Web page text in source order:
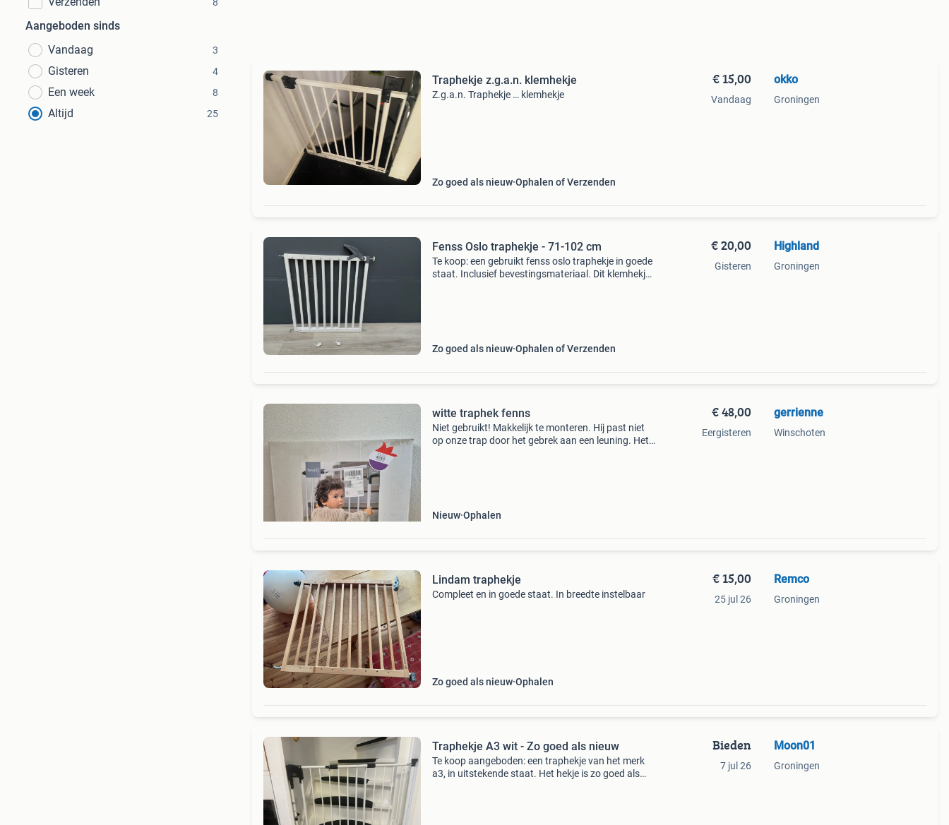
Aangeboden sinds
Vandaag
3
Gisteren 4
Een week 8
Altijd 25
Traphekje z.g.a.n. klemhekje
Z.g.a.n. Traphekje … klemhekje
Zo goed als nieuw Ophalen of Verzenden
€ 15,00
Vandaag
okko
Groningen
Fenss Oslo traphekje - 71-102 cm
Te koop: een gebruikt fenss oslo traphekje in goede
staat. Inclusief bevestingsmateriaal. Dit klemhekje
Zo goed als nieuw Ophalen of Verzenden
€ 20,00
Gisteren
Highland
Groningen
witte traphek fenns
Niet gebruikt! Makkelijk te monteren. Hij past niet
op onze trap door het gebrek aan een leuning. Het
Nieuw Ophalen
€ 48,00
Eergisteren
gerrienne
Winschoten
Lindam traphekje
Compleet en in goede staat. In breedte instelbaar
Zo goed als nieuw Ophalen
€ 15,00
25 jul 26
Remco
Groningen
Traphekje A3 wit - Zo goed als nieuw
Te koop aangeboden: een traphekje van het merk
a3, in uitstekende staat. Het hekje is zo goed als
Bieden
7 jul 26
Moon01
Groningen